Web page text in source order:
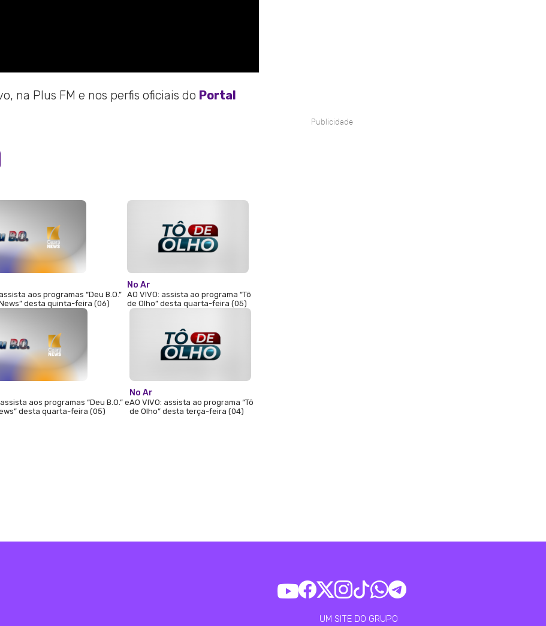
na Plus FM e nos perfis oficiais do Portal
aos programas “Deu B.O.”
desta quinta-feira (06)
No Ar
AO VIVO: assista ao programa “Tô
de Olho” desta quarta-feira (05)
assista aos programas “Deu B.O.” e
desta quarta-feira (05)
No Ar
AO VIVO: assista ao programa “Tô
de Olho” desta terça-feira (04)
Publicidade
UM SITE DO GRUPO